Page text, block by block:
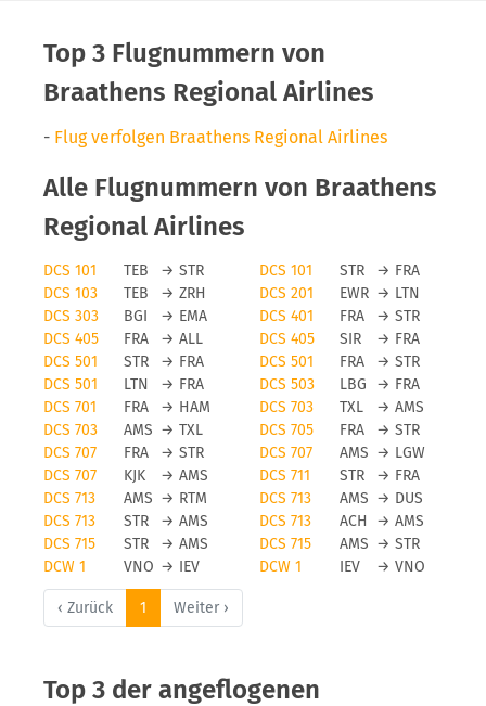
Top 3 Flugnummern von
Braathens Regional Airlines
- Flug verfolgen Braathens Regional Airlines
Alle Flugnummern von Braathens
Regional Airlines
DCS 101 TEB → STR DCS 101 STR → FRA
DCS 103
TEB → ZRH DCS 201 EWR → LTN
DCS 303
BGI → EMA DCS 401 FRA → STR
DCS 405
FRA → ALL DCS 405 SIR → FRA
DCS 501
STR → FRA DCS 501 FRA → STR
DCS 501
LTN → FRA DCS 503 LBG → FRA
DCS 701
FRA → HAM DCS 703 TXL → AMS
DCS 703
AMS → TXL DCS 705 FRA → STR
DCS 707
FRA → STR DCS 707 AMS → LGW
DCS 707
KJK → AMS DCS 711 STR → FRA
DCS 713
AMS → RTM DCS 713 AMS → DUS
DCS 713
STR → AMS DCS 713 ACH → AMS
DCS 715
STR → AMS DCS 715 AMS → STR
DCW 1
VNO → IEV DCW 1 IEV → VNO
‹ Zurück 1 Weiter ›
Top 3 der angeflogenen